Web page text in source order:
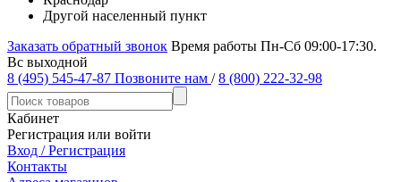
Другой населенный пункт
Заказать обратный звонок Время работы Пн-Сб 09:00-17:30.
Вс выходной
8 (495) 545-47-87 Позвоните нам / 8 (800) 222-32-98
Кабинет
Регистрация или войти
Вход / Регистрация
Контакты